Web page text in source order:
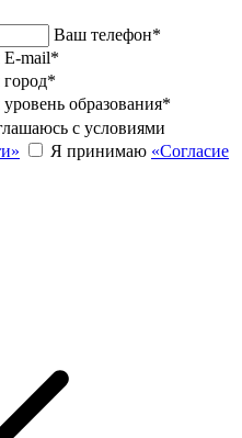
Ваш телефон*
mail*
*
образования*
с условиями
Я принимаю «Согласие